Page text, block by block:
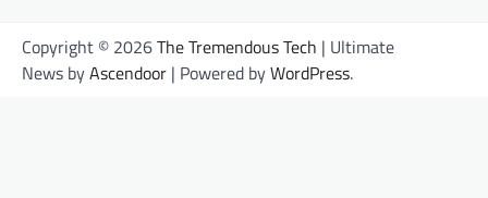
Copyright © 2026The Tremendous Tech | Ultimate
News byAscendoor | Powered byWordPress.